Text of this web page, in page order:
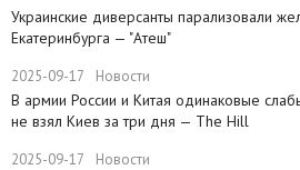
Украинские диверсанты парализовали
Екатеринбурга — "Атеш"
2025-09-17 Новости
​В армии России и Китая одинаковые
не взял Киев за три дня — The Hill
2025-09-17 Новости